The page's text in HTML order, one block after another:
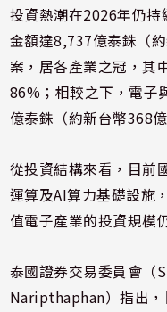
投資熱潮在2026年仍
金額達8,737億泰銖（
案，居各產業之冠，其
86%；相較之下，電子
億泰銖（約新台幣368
從投資結構來看，目前
運算及AI算力基礎設施
值電子產業的投資規模
泰國證券交易委員會（
Naripthaphan）指出